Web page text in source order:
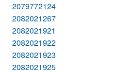
2079772124
2082021267
2082021921
2082021922
2082021923
2082021925